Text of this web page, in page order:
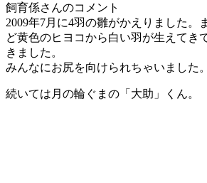
飼育係さんのコメント
2009年7月に4羽の雛がかえりました。
ど黄色のヒヨコから白い羽が生えてき
きました。
みんなにお尻を向けられちゃいました。
続いては月の輪ぐまの「大助」くん。